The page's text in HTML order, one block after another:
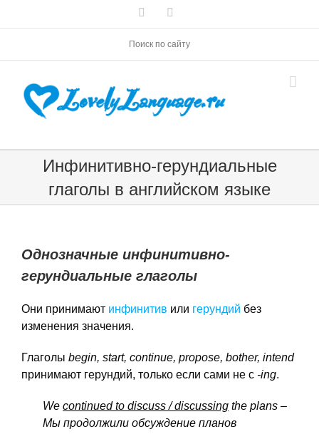
Поиск по сайту
Инфинитивно-герундиальные
глаголы в английском языке
Однозначные инфинитивно-
герундиальные глаголы
Они принимают инфинитив или герундий без
изменения значения.
Глаголы begin, start, continue, propose, bother, intend
принимают герундий, только если сами не с -ing.
We continued to discuss / discussing the plans –
Мы продолжили обсуждение планов